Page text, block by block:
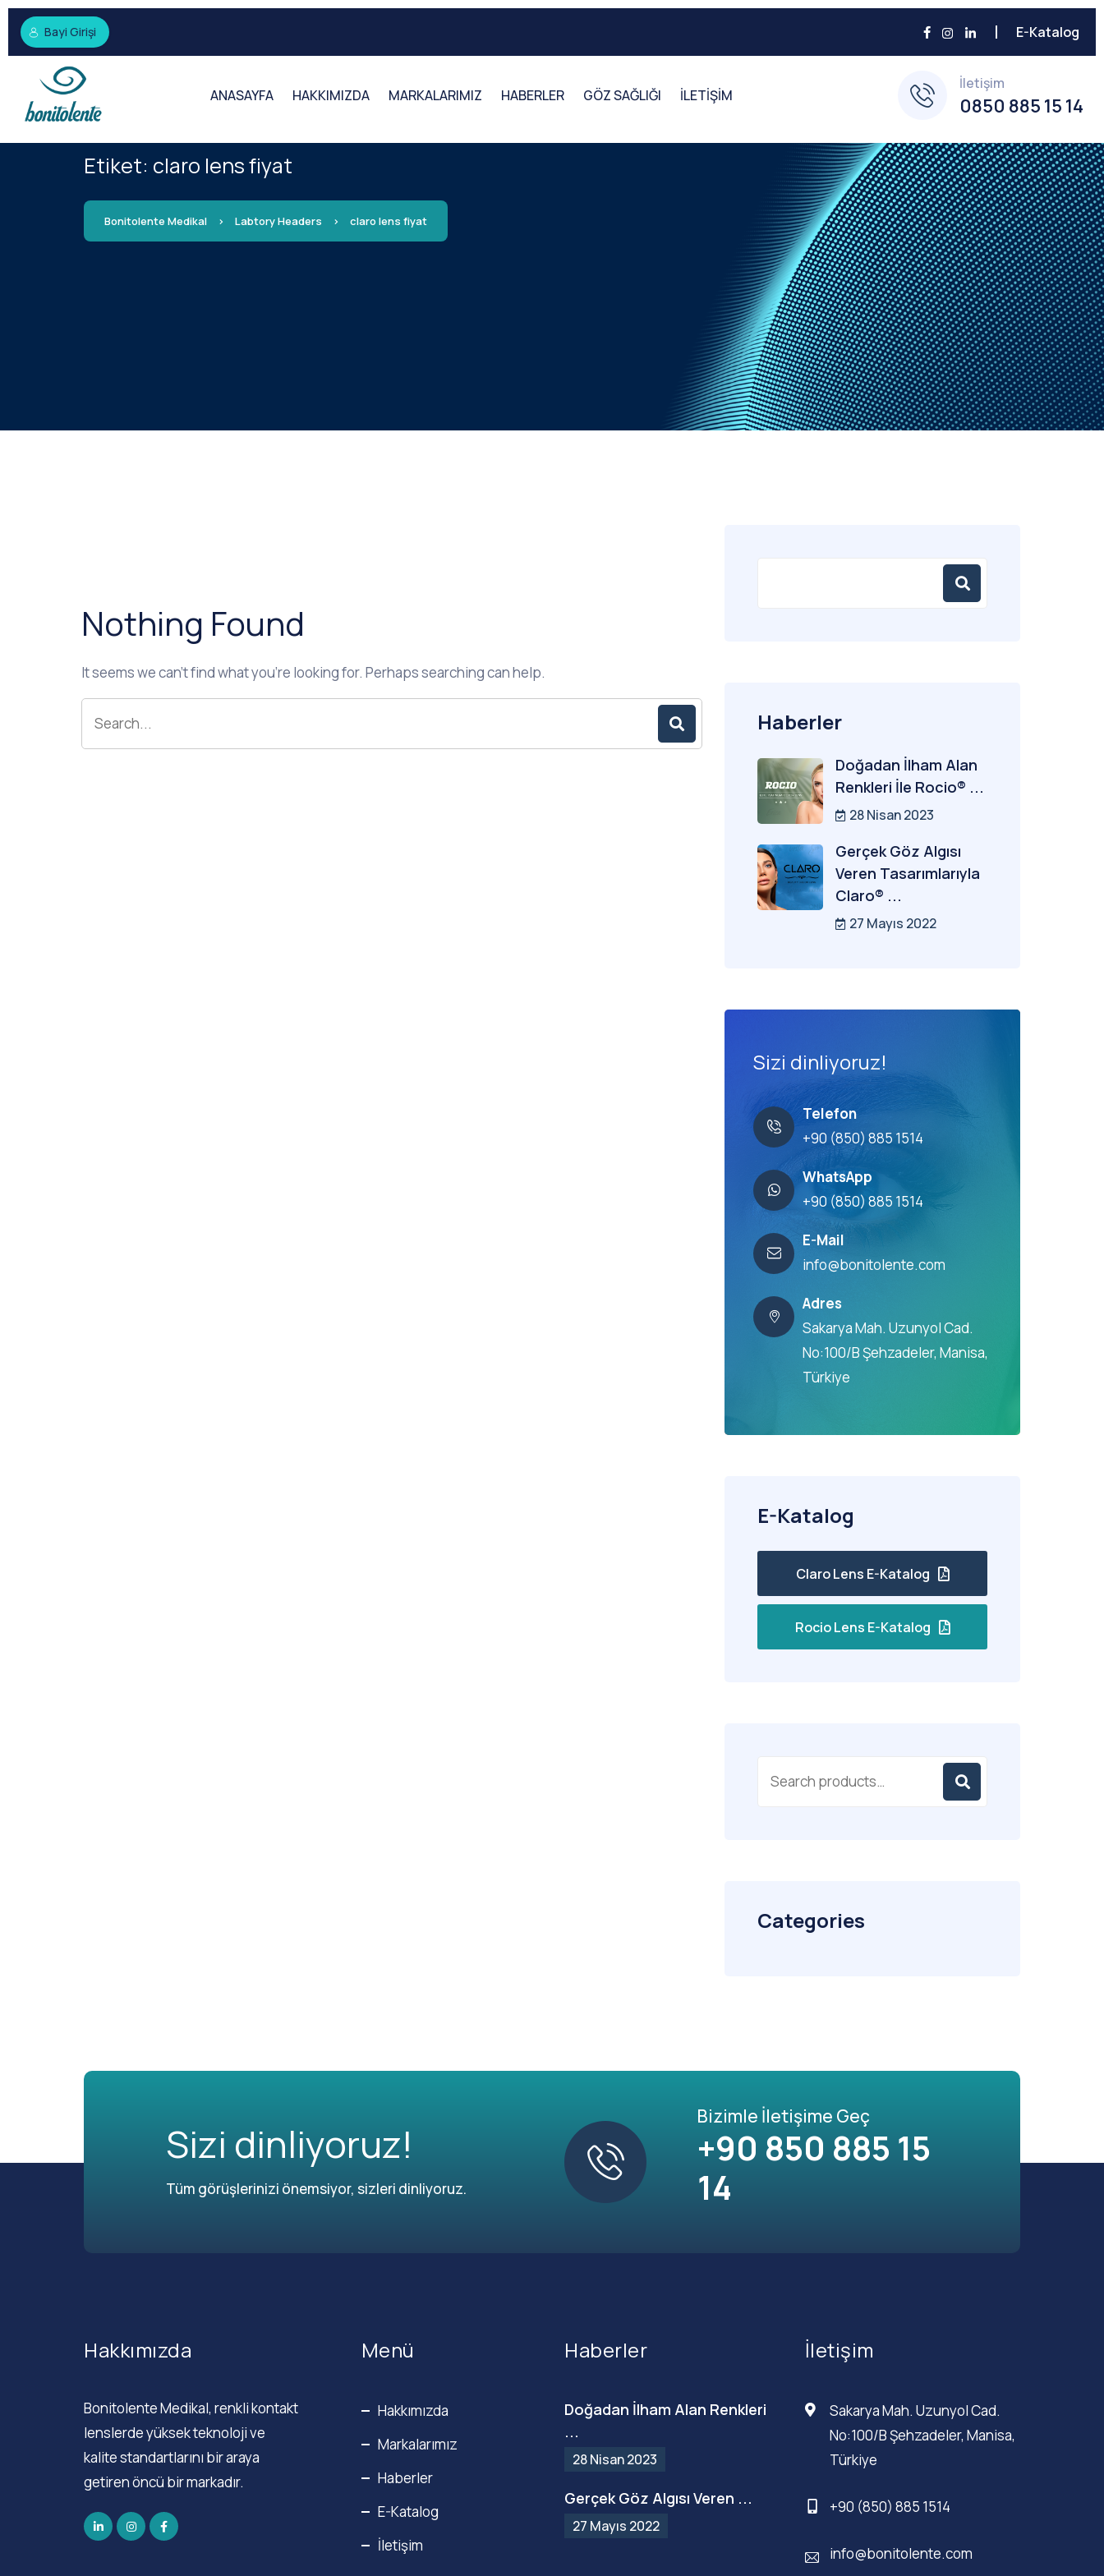
Bayi Girişi E-Katalog
ANASAYFA HAKKIMIZDA MARKALARIMIZ HABERLER GÖZ SAĞLIĞI İLETİŞİM
İletişim
0850 885 15 14
Etiket: claro lens fiyat
Bonitolente Medikal > Labtory Headers > claro lens fiyat
Nothing Found
It seems we can’t find what you’re looking for. Perhaps searching can help.
Haberler
Doğadan İlham Alan
Renkleri İle Rocio® ...
28 Nisan 2023
Gerçek Göz Algısı
Veren Tasarımlarıyla
Claro® ...
27 Mayıs 2022
Sizi dinliyoruz!
Telefon
+90 (850) 885 1514
WhatsApp
+90 (850) 885 1514
E-Mail
info@bonitolente.com
Adres
Sakarya Mah. Uzunyol Cad.
No:100/B Şehzadeler, Manisa,
Türkiye
E-Katalog
Claro Lens E-Katalog
Rocio Lens E-Katalog
Categories
Sizi dinliyoruz!
Tüm görüşlerinizi önemsiyor, sizleri dinliyoruz.
Bizimle İletişime Geç
+90 850 885 15
14
Hakkımızda
Bonitolente Medikal, renkli kontakt
lenslerde yüksek teknoloji ve
kalite standartlarını bir araya
getiren öncü bir markadır.
Menü
Hakkımızda
Markalarımız
Haberler
E-Katalog
İletişim
Haberler
Doğadan İlham Alan Renkleri
...
28 Nisan 2023
Gerçek Göz Algısı Veren ...
27 Mayıs 2022
İletişim
Sakarya Mah. Uzunyol Cad.
No:100/B Şehzadeler, Manisa,
Türkiye
+90 (850) 885 1514
info@bonitolente.com